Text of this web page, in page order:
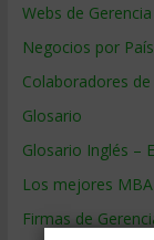
Webs de Gerencia
Negocios por País
Colaboradores de
Glosario
Glosario Inglés –
Los mejores MBA
Firmas de